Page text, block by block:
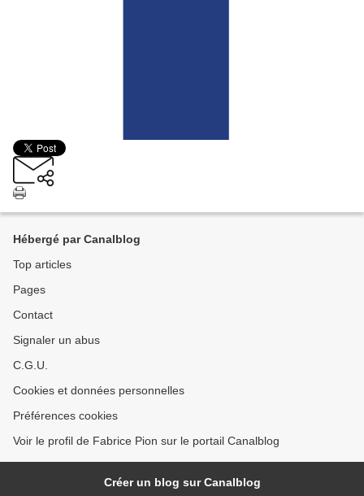
Hébergé par Canalblog
Top articles
Pages
Contact
Signaler un abus
C.G.U.
Cookies et données personnelles
Préférences cookies
Voir le profil de Fabrice Pion sur le portail Canalblog
Créer un blog sur Canalblog